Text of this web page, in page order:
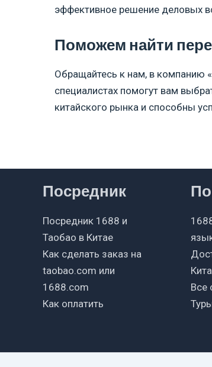
эффективное решение деловых
Поможем найти
Обращайтесь к нам, в компанию
специалистах помогут вам
китайского рынка и способны
Посредник
Посредник 1688 и
Таобао в Китае
Как сделать заказ на
taobao.com или
1688.com
Как оплатить
Все